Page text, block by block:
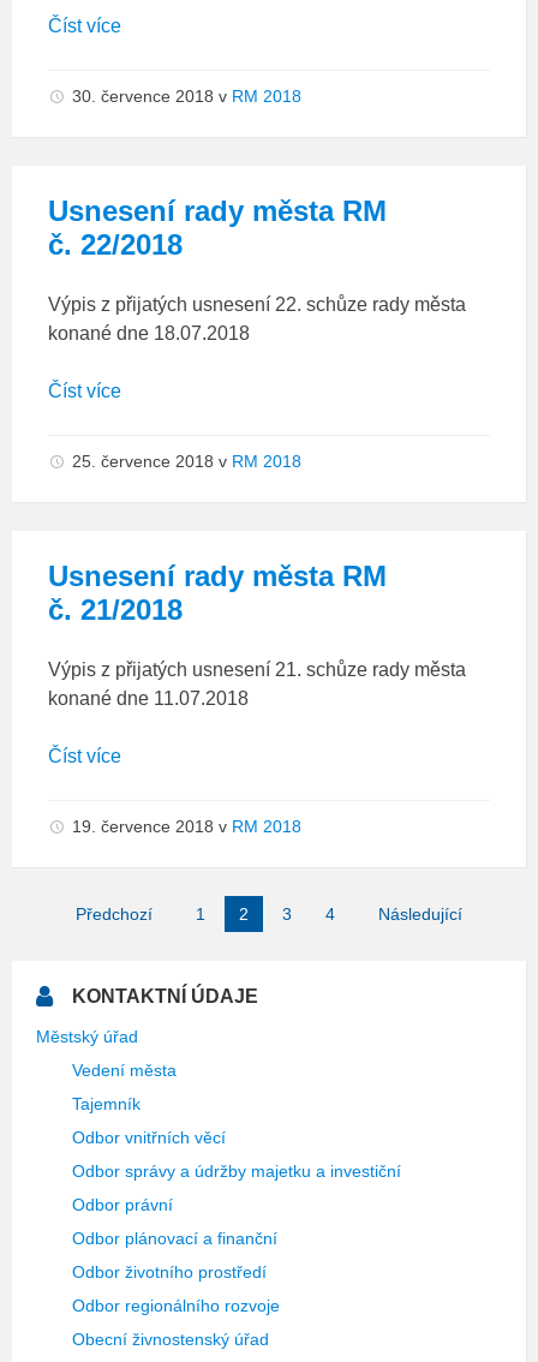
Číst více
30. července 2018 v RM 2018
Usnesení rady města RM
č. 22/2018
Výpis z přijatých usnesení 22. schůze rady města
konané dne 18.07.2018
Číst více
25. července 2018 v RM 2018
Usnesení rady města RM
č. 21/2018
Výpis z přijatých usnesení 21. schůze rady města
konané dne 11.07.2018
Číst více
19. července 2018 v RM 2018
Stránkování
Předchozí 1 2 3 4 Následující
KONTAKTNÍ ÚDAJE
Městský úřad
Vedení města
Tajemník
Odbor vnitřních věcí
Odbor správy a údržby majetku a investiční
Odbor právní
Odbor plánovací a finanční
Odbor životního prostředí
Odbor regionálního rozvoje
Obecní živnostenský úřad